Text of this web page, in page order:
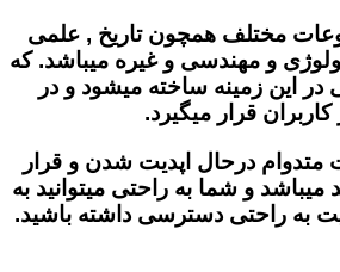
مختلف همچون تاریخ , علمی
و مهندسی و غیره میباشد. که
در این زمینه ساخته میشود و در
کاربران قرار میگیرد.
درحال اپدیت شدن و قرار
و شما به راحتی میتوانید به
به راحتی دسترسی داشته باشید.